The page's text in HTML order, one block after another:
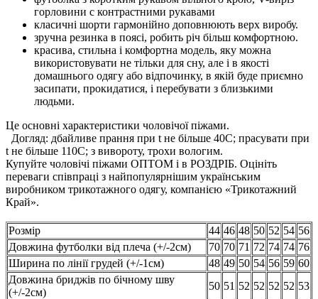
горловини c контрастними рукавами
класичні шорти гармонійно доповнюють верх виробу.
зручна резинка в поясі, робить річ більш комфортною.
красива, стильна і комфортна модель, яку можна
використовувати не тільки для сну, але і в якості
домашнього одягу або відпочинку, в якій буде приємно
засипати, прокидатися, і перебувати з близькими
людьми.
Це основні характеристики чоловічої піжами.
Догляд: дбайливе прання при t не більше 40С; прасувати при
t не більше 110С; з вивороту, трохи вологим.
Купуйте чоловічі піжами ОПТОМ і в РОЗДРІБ. Оцініть
переваги співпраці з найпопулярнішим українським
виробником трикотажного одягу, компанією «Трикотажний
Край».
Розмір 44 46 48 50 52 54 56
Довжина футболки від плеча (+/-2см)
70 70 71 72 74 74 76
Ширина по лінії грудей (+/-1см)
48 49 50 54 56 59 60
Довжина бриджів по бічному шву
(+/-2см)
50 51 52 52 52 52 53